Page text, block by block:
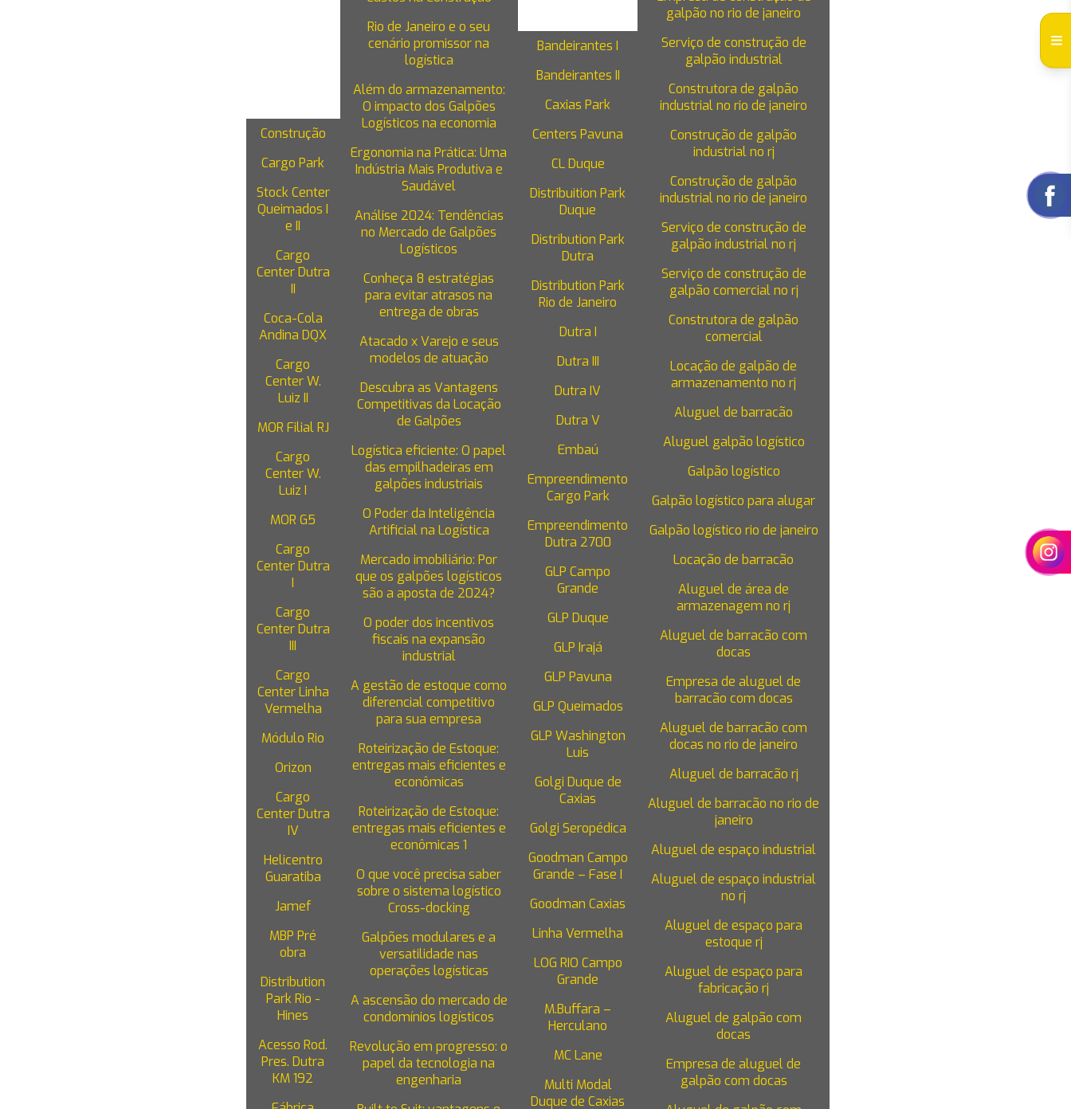
Construção
Cargo Park
Stock Center
Queimados I
e II
Cargo
Center Dutra
II
Coca-Cola
Andina DQX
Cargo
Center W.
Luiz II
MOR Filial RJ
Cargo
Center W.
Luiz I
MOR G5
Cargo
Center Dutra
I
Cargo
Center Dutra
III
Cargo
Center Linha
Vermelha
Módulo Rio
Orizon
Cargo
Center Dutra
IV
Helicentro
Guaratiba
Jamef
MBP Pré
obra
Distribution
Park Rio -
Hines
Acesso Rod.
Pres. Dutra
KM 192
Rio de Janeiro e o seu
cenário promissor na
logística
Além do armazenamento:
O impacto dos Galpões
Logísticos na economia
Ergonomia na Prática: Uma
Indústria Mais Produtiva e
Saudável
Análise 2024: Tendências
no Mercado de Galpões
Logísticos
Conheça 8 estratégias
para evitar atrasos na
entrega de obras
Atacado x Varejo e seus
modelos de atuação
Descubra as Vantagens
Competitivas da Locação
de Galpões
Logística eficiente: O papel
das empilhadeiras em
galpões industriais
O Poder da Inteligência
Artificial na Logística
Mercado imobiliário: Por
que os galpões logísticos
são a aposta de 2024?
O poder dos incentivos
fiscais na expansão
industrial
A gestão de estoque como
diferencial competitivo
para sua empresa
Roteirização de Estoque:
entregas mais eficientes e
econômicas
Roteirização de Estoque:
entregas mais eficientes e
econômicas 1
O que você precisa saber
sobre o sistema logístico
Cross-docking
Galpões modulares e a
versatilidade nas
operações logísticas
A ascensão do mercado de
condomínios logísticos
Revolução em progresso: o
papel da tecnologia na
engenharia
Bandeirantes I
Bandeirantes II
Caxias Park
Centers Pavuna
CL Duque
Distribuition Park
Duque
Distribution Park
Dutra
Distribution Park
Rio de Janeiro
Dutra I
Dutra III
Dutra IV
Dutra V
Embaú
Empreendimento
Cargo Park
Empreendimento
Dutra 2700
GLP Campo
Grande
GLP Duque
GLP Irajá
GLP Pavuna
GLP Queimados
GLP Washington
Luis
Golgi Duque de
Caxias
Golgi Seropédica
Goodman Campo
Grande – Fase I
Goodman Caxias
Linha Vermelha
LOG RIO Campo
Grande
M.Buffara –
Herculano
MC Lane
Multi Modal
Duque de Caxias
galpão no rio de janeiro
Serviço de construção de
galpão industrial
Construtora de galpão
industrial no rio de janeiro
Construção de galpão
industrial no rj
Construção de galpão
industrial no rio de janeiro
Serviço de construção de
galpão industrial no rj
Serviço de construção de
galpão comercial no rj
Construtora de galpão
comercial
Locação de galpão de
armazenamento no rj
Aluguel de barracão
Aluguel galpão logístico
Galpão logístico
Galpão logístico para alugar
Galpão logístico rio de janeiro
Locação de barracão
Aluguel de área de
armazenagem no rj
Aluguel de barracão com
docas
Empresa de aluguel de
barracão com docas
Aluguel de barracão com
docas no rio de janeiro
Aluguel de barracão rj
Aluguel de barracão no rio de
janeiro
Aluguel de espaço industrial
Aluguel de espaço industrial
no rj
Aluguel de espaço para
estoque rj
Aluguel de espaço para
fabricação rj
Aluguel de galpão com
docas
Empresa de aluguel de
galpão com docas